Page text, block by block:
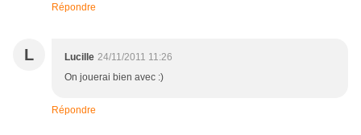
Répondre
L Lucille 24/11/2011 11:26
On jouerai bien avec :)
Répondre